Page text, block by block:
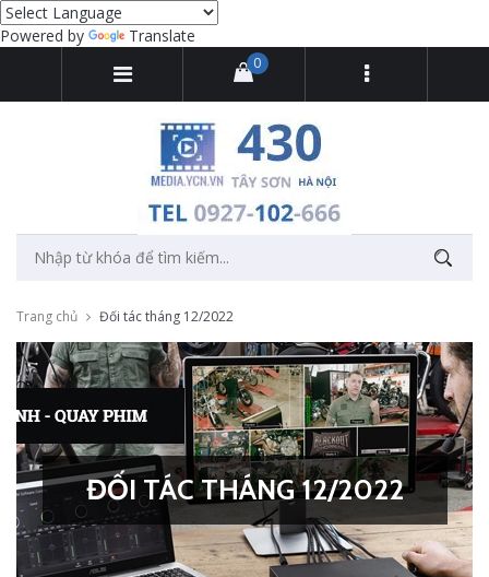
Powered by Translate
0
Trang chủ Đối tác tháng 12/2022
ĐỐI TÁC THÁNG 12/2022